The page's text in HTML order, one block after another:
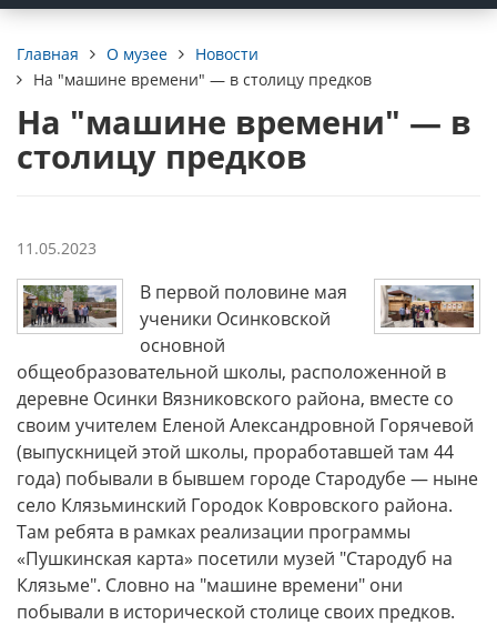
Главная О музее
Новости
На "машине времени" — в столицу предков
На "машине времени" — в
столицу предков
11.05.2023
В первой половине мая
ученики Осинковской
основной
общеобразовательной школы, расположенной в
деревне Осинки Вязниковского района, вместе со
своим учителем Еленой Александровной Горячевой
(выпускницей этой школы, проработавшей там 44
года) побывали в бывшем городе Стародубе — ныне
село Клязьминский Городок Ковровского района.
Там ребята в рамках реализации программы
«Пушкинская карта» посетили музей "Стародуб на
Клязьме". Словно на "машине времени" они
побывали в исторической столице своих предков.